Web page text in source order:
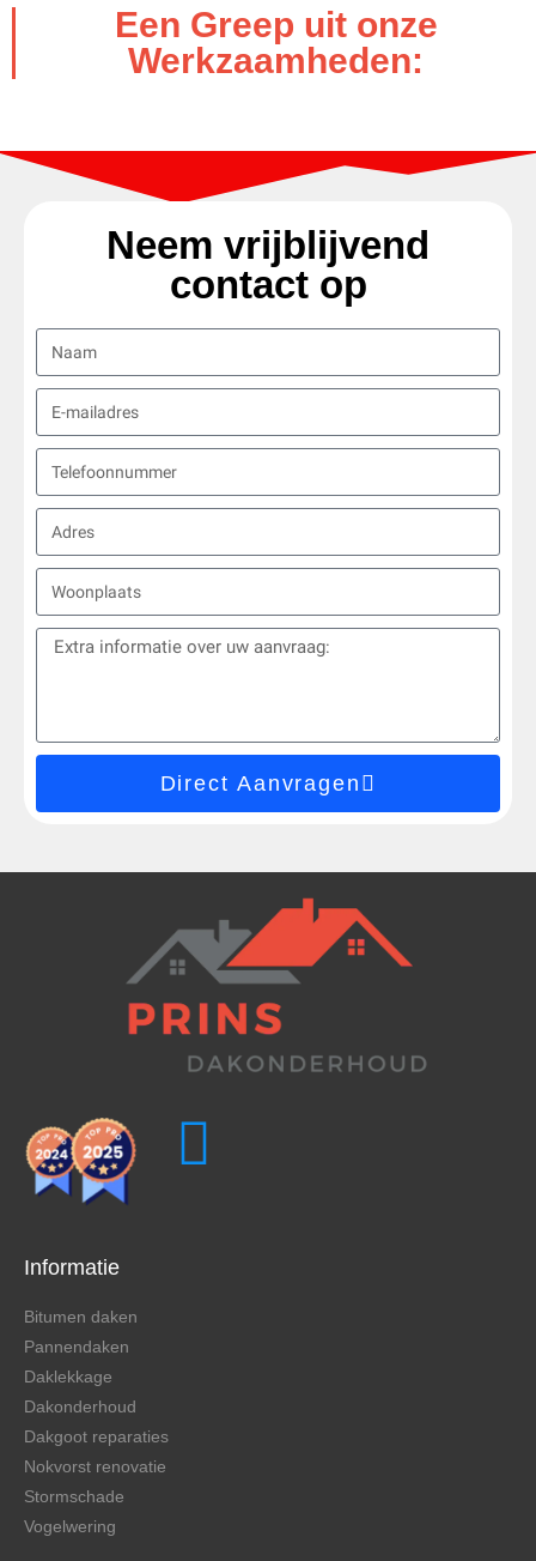
Een Greep uit onze
Werkzaamheden:
Neem vrijblijvend
contact op
Direct Aanvragen
Informatie
Bitumen daken
Pannendaken
Daklekkage
Dakonderhoud
Dakgoot reparaties
Nokvorst renovatie
Stormschade
Vogelwering